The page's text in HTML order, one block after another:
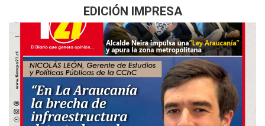
EDICIÓN IMPRESA